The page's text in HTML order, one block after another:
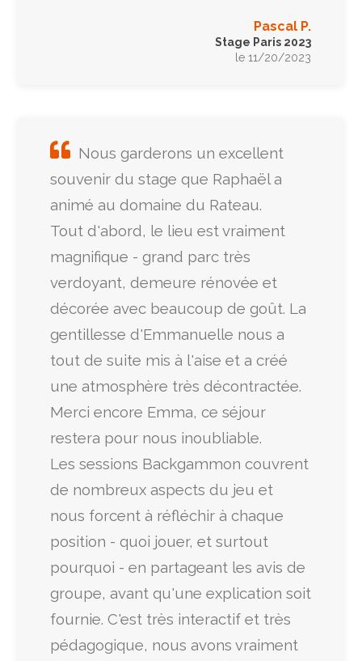
Pascal P.
Stage Paris 2023
le 11/20/2023
Nous garderons un excellent
souvenir du stage que Raphaël a
animé au domaine du Rateau.
Tout d'abord, le lieu est vraiment
magnifique - grand parc très
verdoyant, demeure rénovée et
décorée avec beaucoup de goût. La
gentillesse d'Emmanuelle nous a
tout de suite mis à l'aise et a créé
une atmosphère très décontractée.
Merci encore Emma, ce séjour
restera pour nous inoubliable.
Les sessions Backgammon couvrent
de nombreux aspects du jeu et
nous forcent à réfléchir à chaque
position - quoi jouer, et surtout
pourquoi - en partageant les avis de
groupe, avant qu'une explication soit
fournie. C'est très interactif et très
pédagogique, nous avons vraiment